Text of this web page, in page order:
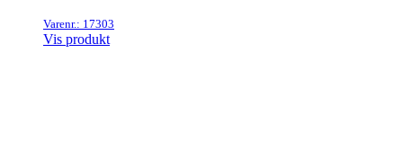
Varenr.: 17303
Vis produkt